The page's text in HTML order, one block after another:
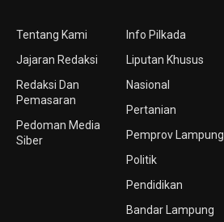
Tentang Kami
Jajaran Redaksi
Redaksi Dan
Pemasaran
Pedoman Media
Siber
Info Pilkada
Liputan Khusus
Nasional
Pertanian
Pemprov Lampung
Politik
Pendidikan
Bandar Lampung